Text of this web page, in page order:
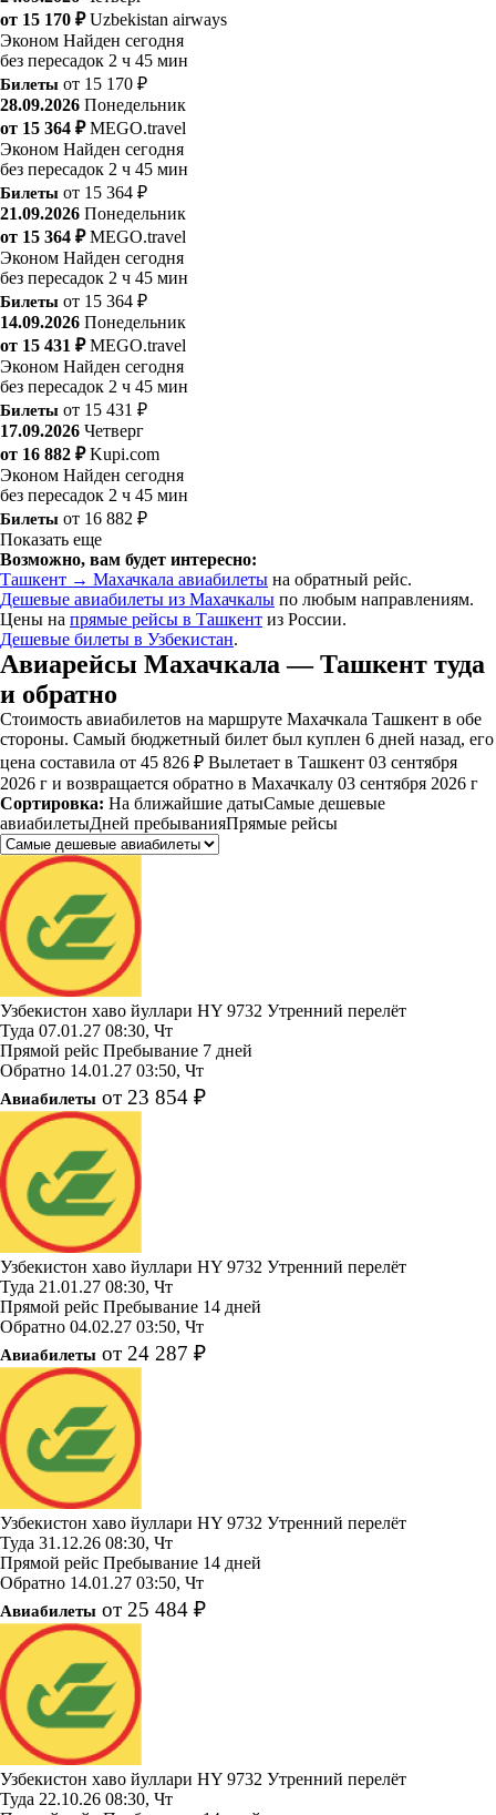
от 15 170 ₽ Uzbekistan airways
Эконом Найден сегодня
без пересадок 2 ч 45 мин
Билеты от 15 170 ₽
28.09.2026 Понедельник
от 15 364 ₽ MEGO.travel
Эконом Найден сегодня
без пересадок 2 ч 45 мин
Билеты от 15 364 ₽
21.09.2026 Понедельник
от 15 364 ₽ MEGO.travel
Эконом Найден сегодня
без пересадок 2 ч 45 мин
Билеты от 15 364 ₽
14.09.2026 Понедельник
от 15 431 ₽ MEGO.travel
Эконом Найден сегодня
без пересадок 2 ч 45 мин
Билеты от 15 431 ₽
17.09.2026 Четверг
от 16 882 ₽ Kupi.com
Эконом Найден сегодня
без пересадок 2 ч 45 мин
Билеты от 16 882 ₽
Показать еще
Возможно, вам будет интересно:
Ташкент → Махачкала авиабилеты на обратный рейс.
Дешевые авиабилеты из Махачкалы по любым направлениям.
Цены на прямые рейсы в Ташкент из России.
Дешевые билеты в Узбекистан.
Авиарейсы Махачкала — Ташкент туда
и обратно
Стоимость авиабилетов на маршруте Махачкала Ташкент в обе
стороны. Самый бюджетный билет был куплен 6 дней назад, его
цена составила от 45 826 ₽ Вылетает в Ташкент 03 сентября
2026 г и возвращается обратно в Махачкалу 03 сентября 2026 г
Сортировка: На ближайшие датыСамые дешевые
авиабилетыДней пребыванияПрямые рейсы
Узбекистон хаво йуллари HY 9732 Утренний перелёт
Туда 07.01.27 08:30, Чт
Прямой рейс Пребывание 7 дней
Обратно 14.01.27 03:50, Чт
Авиабилеты от 23 854 ₽
Узбекистон хаво йуллари HY 9732 Утренний перелёт
Туда 21.01.27 08:30, Чт
Прямой рейс Пребывание 14 дней
Обратно 04.02.27 03:50, Чт
Авиабилеты от 24 287 ₽
Узбекистон хаво йуллари HY 9732 Утренний перелёт
Туда 31.12.26 08:30, Чт
Прямой рейс Пребывание 14 дней
Обратно 14.01.27 03:50, Чт
Авиабилеты от 25 484 ₽
Узбекистон хаво йуллари HY 9732 Утренний перелёт
Туда 22.10.26 08:30, Чт